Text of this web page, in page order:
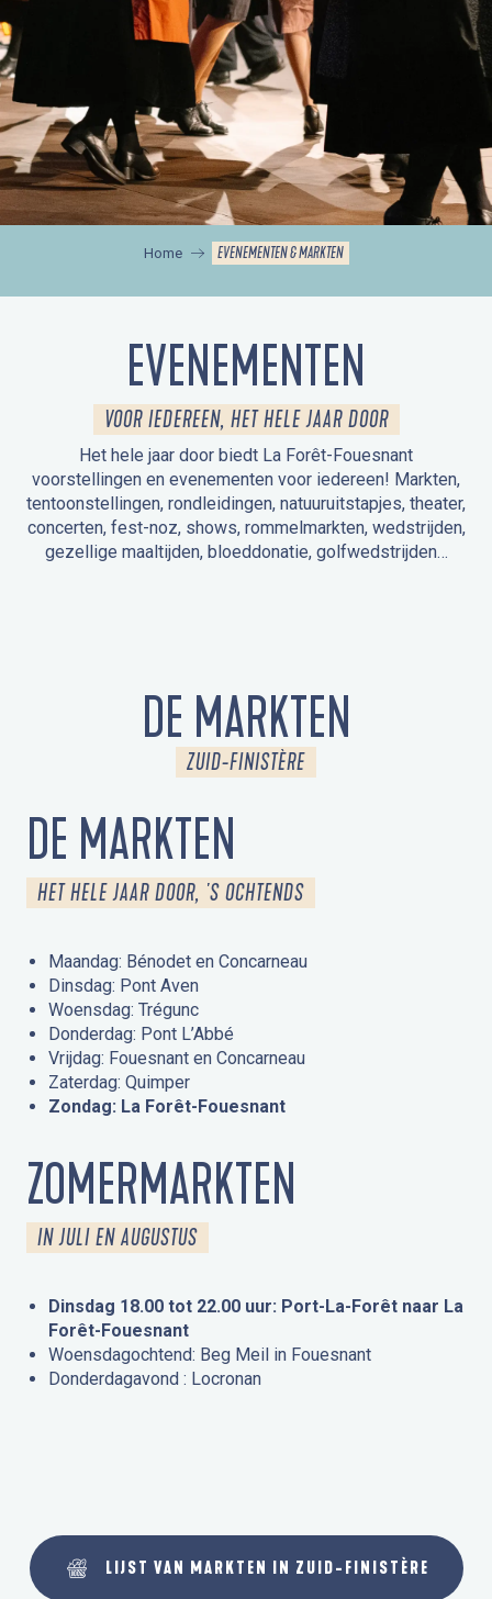
Home EVENEMENTEN & MARKTEN
EVENEMENTEN
VOOR IEDEREEN, HET HELE JAAR DOOR
Het hele jaar door biedt La Forêt-Fouesnant
voorstellingen en evenementen voor iedereen! Markten,
tentoonstellingen, rondleidingen, natuuruitstapjes, theater,
concerten, fest-noz, shows, rommelmarkten, wedstrijden,
gezellige maaltijden, bloeddonatie, golfwedstrijden…
DE MARKTEN
ZUID-FINISTÈRE
DE MARKTEN
HET HELE JAAR DOOR, 'S OCHTENDS
Maandag: Bénodet en Concarneau
Dinsdag: Pont Aven
Woensdag: Trégunc
Donderdag: Pont L’Abbé
Vrijdag: Fouesnant en Concarneau
Zaterdag: Quimper
Zondag: La Forêt-Fouesnant
ZOMERMARKTEN
IN JULI EN AUGUSTUS
Dinsdag 18.00 tot 22.00 uur: Port-La-Forêt naar La
Forêt-Fouesnant
Woensdagochtend: Beg Meil in Fouesnant
Donderdagavond : Locronan
LIJST VAN MARKTEN IN ZUID-FINISTÈRE